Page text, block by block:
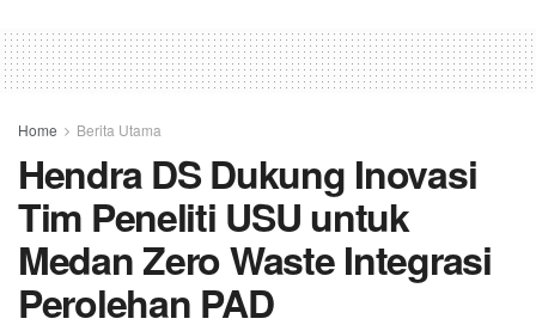
Home Berita Utama
Hendra DS Dukung Inovasi
Tim Peneliti USU untuk
Medan Zero Waste Integrasi
Perolehan PAD